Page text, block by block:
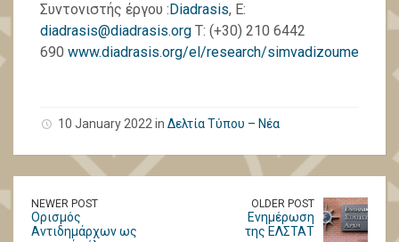
Συντονιστής έργου :Diadrasis, E:
diadrasis@diadrasis.org T: (+30) 210 6442
690 www.diadrasis.org/el/research/simvadizoume
10 January 2022 in Δελτία Τύπου – Νέα
NEWER POST
Ορισμός
Αντιδημάρχων ως
OLDER POST
Ενημέρωση
της ΕΛΣΤΑΤ